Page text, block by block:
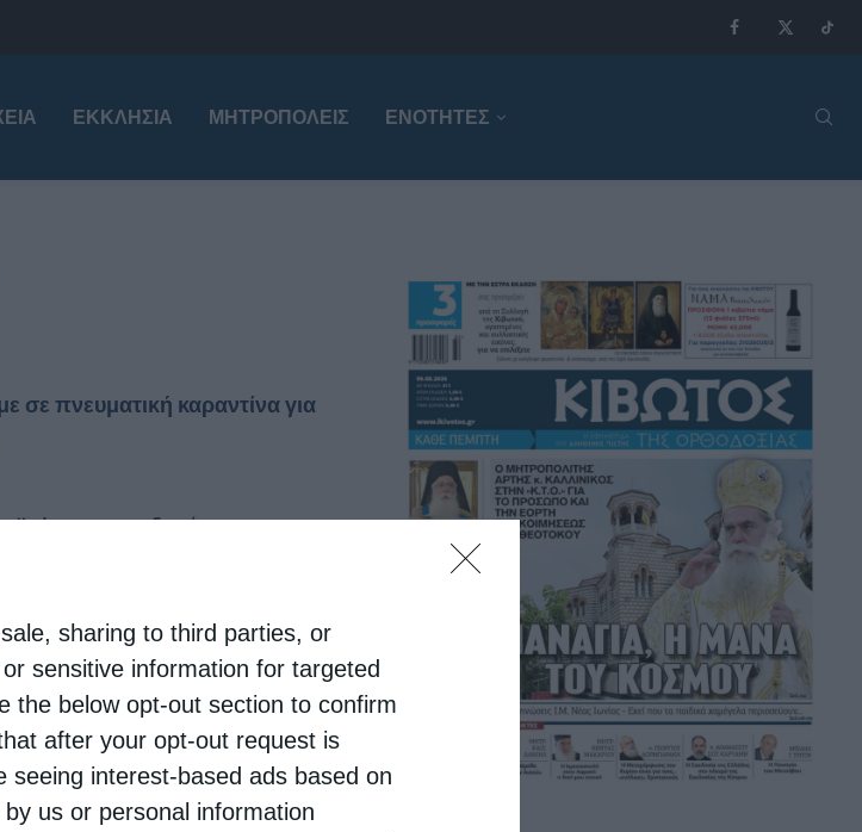
sharing to third parties, or
sensitive information for targeted
the below opt-out section to confirm
after your opt-out request is
seeing interest-based ads based on
us or personal information
ΕΚΚΛΗΣΊΑ ΜΗΤΡΟΠΌΛΕΙΣ ΕΝΟΤΗΤΕΣ
σε πνευματική καραντίνα για
και η επιδημία του
που ανέπτυξε ο
Ναό Αγίου Δημητρίου